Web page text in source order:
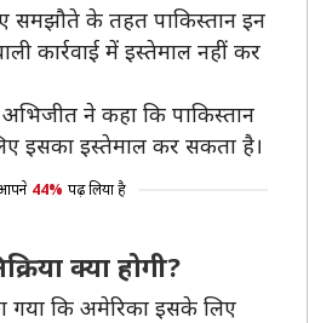
समझौते के तहत पाकिस्तान इन
कार्रवाई में इस्तेमाल नहीं कर
ने कहा कि पाकिस्तान
इसका इस्तेमाल कर सकता है।
44% पढ़ लिया है
क्या होगी?
कि अमेरिका इसके लिए